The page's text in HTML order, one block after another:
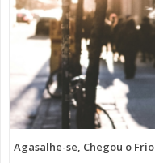
Agasalhe-se, Chegou o Frio